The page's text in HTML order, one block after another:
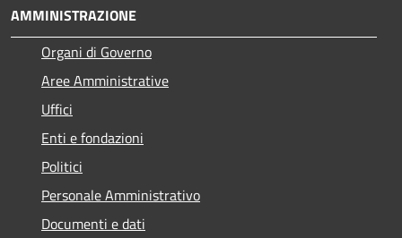
AMMINISTRAZIONE
Organi di Governo
Aree Amministrative
Uffici
Enti e fondazioni
Politici
Personale Amministrativo
Documenti e dati